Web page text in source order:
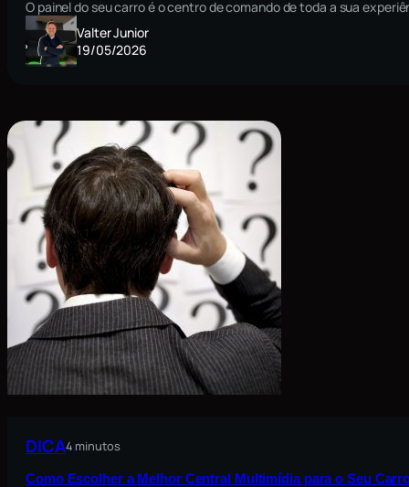
O painel do seu carro é o centro de comando de toda a sua
Valter Junior
19/05/2026
DICA4 minutos
Como Escolher a Melhor Central Multimídia para o Seu